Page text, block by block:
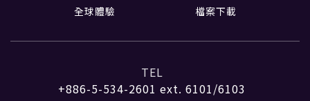
全球體驗
檔案下載
TEL
+886-5-534-2601 ext. 6101/6103